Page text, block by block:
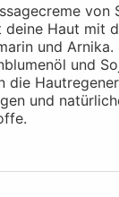
von
Haut mit
und Arnika.
und
die
und